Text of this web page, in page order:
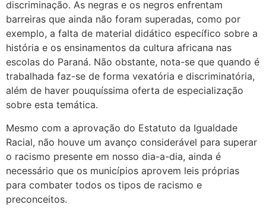
discriminação. As negras e os negros enfrentam
barreiras que ainda não foram superadas, como por
exemplo, a falta de material didático específico sobre a
história e os ensinamentos da cultura africana nas
escolas do Paraná. Não obstante, nota-se que quando é
trabalhada faz-se de forma vexatória e discriminatória,
além de haver pouquíssima oferta de especialização
sobre esta temática.
Mesmo com a aprovação do Estatuto da Igualdade
Racial, não houve um avanço considerável para superar
o racismo presente em nosso dia-a-dia, ainda é
necessário que os municípios aprovem leis próprias
para combater todos os tipos de racismo e
preconceitos.